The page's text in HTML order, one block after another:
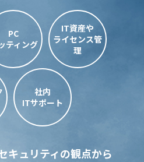
PC
ティング
IT資産や
ライセンス管
理
社内
ITサポート
キュリティの観点から